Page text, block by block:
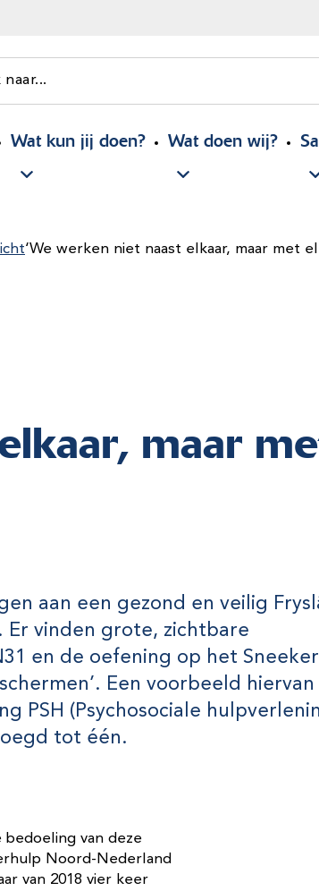
Wat kun jij doen? Wat doen wij?
‘We werken niet naast elkaar, maar met
maar
aan een gezond en veilig
vinden grote, zichtbare
en de oefening op het
Een voorbeeld hiervan
PSH (Psychosociale
tot één.
bedoeling van deze
Noord-Nederland
van 2018 vier keer